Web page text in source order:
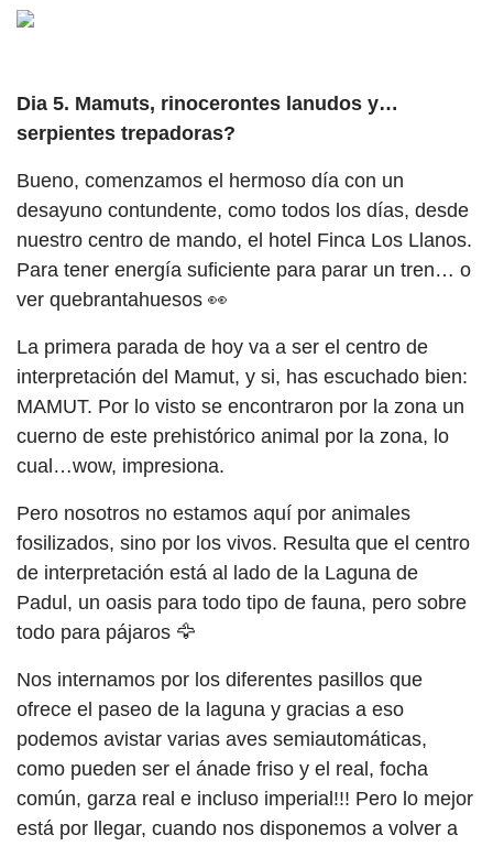
Dia 5. Mamuts, rinocerontes lanudos y…
serpientes trepadoras?
Bueno, comenzamos el hermoso día con un
desayuno contundente, como todos los días, desde
nuestro centro de mando, el hotel Finca Los Llanos.
Para tener energía suficiente para parar un tren… o
ver quebrantahuesos 👀
La primera parada de hoy va a ser el centro de
interpretación del Mamut, y si, has escuchado bien:
MAMUT. Por lo visto se encontraron por la zona un
cuerno de este prehistórico animal por la zona, lo
cual…wow, impresiona.
Pero nosotros no estamos aquí por animales
fosilizados, sino por los vivos. Resulta que el centro
de interpretación está al lado de la Laguna de
Padul, un oasis para todo tipo de fauna, pero sobre
todo para pájaros 🦅
Nos internamos por los diferentes pasillos que
ofrece el paseo de la laguna y gracias a eso
podemos avistar varias aves semiautomáticas,
como pueden ser el ánade friso y el real, focha
común, garza real e incluso imperial!!! Pero lo mejor
está por llegar, cuando nos disponemos a volver a